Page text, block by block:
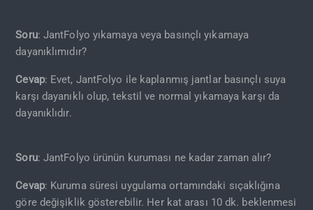
Soru: JantFolyo yıkamaya veya basınçlı yıkamaya
dayanıklımıdır?
Cevap: Evet, JantFolyo ile kaplanmış jantlar basınçlı suya
karşı dayanıklı olup, tekstil ve normal yıkamaya karşı da
dayanıklıdır.
Soru: JantFolyo ürünün kuruması ne kadar zaman alır?
Cevap: Kuruma süresi uygulama ortamındaki sıçaklığına
göre değişiklik gösterebilir. Her kat arası 10 dk. beklenmesi